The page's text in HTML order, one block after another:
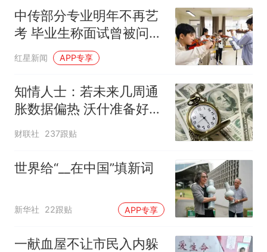
中传部分专业明年不再艺
考 毕业生称面试曾被问
“如何策划晚会” 专家：遏
制“艺考捷径化”
红星新闻 APP专享
知情人士：若未来几周通
胀数据偏热 沃什准备好加
息
财联社 237跟贴
世界给“__在中国”填新词
新华社 22跟贴 APP专享
一献血屋不让市民入内躲